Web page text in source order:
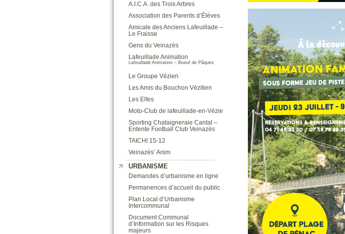
A.I.C.A. des Trois Arbres
Association des Parents d’Élèves
Amicale des Anciens Lafeuillade –
Le Fraisse
Gens du Veinazès
Lafeuillade Animation
Lafeuillade Animation – Boeuf de Pâques
Le Groupe Vézien
Les Amis du Bouchon Vézitien
Les Elfes
Moto-Club de lafeuillade-en-Vézie
Sporting Chataigneraie Cantal –
Entente Football Club Veinazès
TAICHI 15-12
Veinazès’ Anim
URBANISME
Demandes d’urbanisme en ligne
Permanences d’accueil du public
Plan Local d’Urbanisme
Intercommunal
Document Communal
d’Information sur les Risques
majeurs